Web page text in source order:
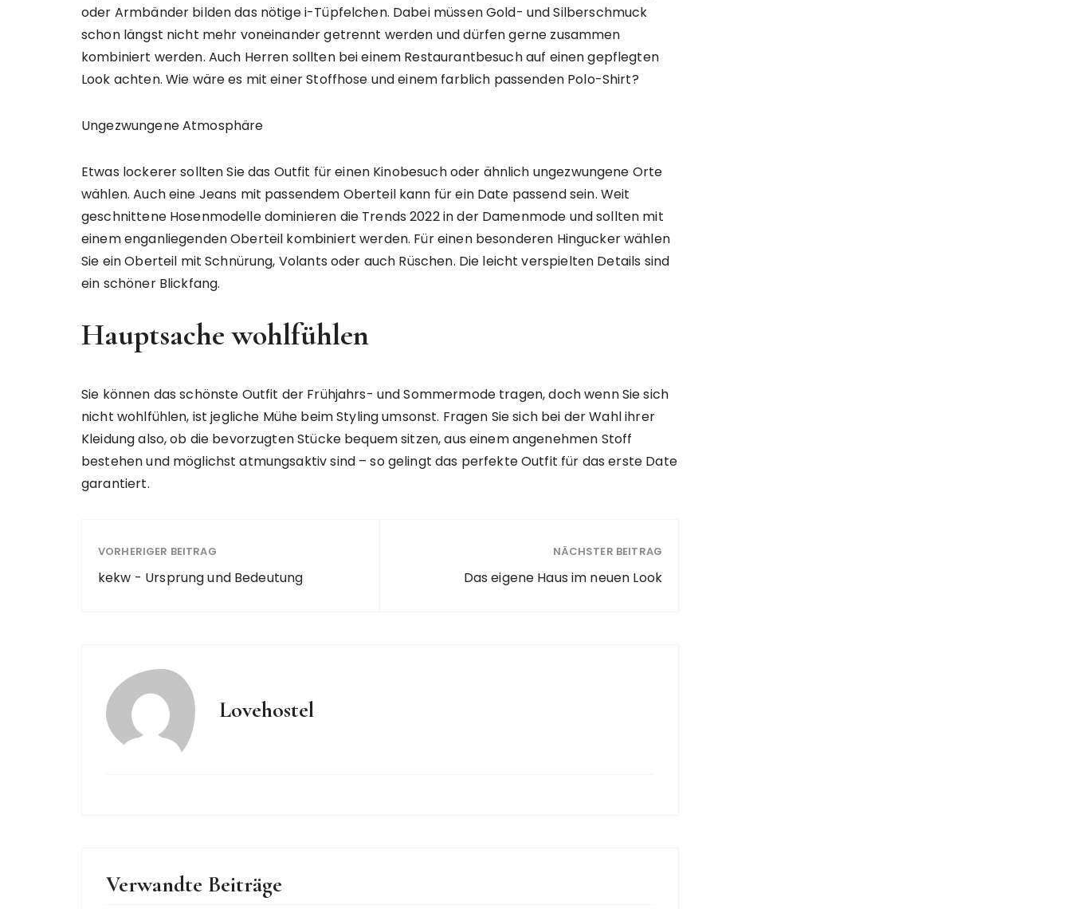
oder Armbänder bilden das nötige i-Tüpfelchen. Dabei müssen Gold- und Silberschmuck
schon längst nicht mehr voneinander getrennt werden und dürfen gerne zusammen
kombiniert werden. Auch Herren sollten bei einem Restaurantbesuch auf einen gepflegten
Look achten. Wie wäre es mit einer Stoffhose und einem farblich passenden Polo-Shirt?
Ungezwungene Atmosphäre
Etwas lockerer sollten Sie das Outfit für einen Kinobesuch oder ähnlich ungezwungene Orte
wählen. Auch eine Jeans mit passendem Oberteil kann für ein Date passend sein. Weit
geschnittene Hosenmodelle dominieren die Trends 2022 in der Damenmode und sollten mit
einem enganliegenden Oberteil kombiniert werden. Für einen besonderen Hingucker wählen
Sie ein Oberteil mit Schnürung, Volants oder auch Rüschen. Die leicht verspielten Details sind
ein schöner Blickfang.
Hauptsache wohlfühlen
Sie können das schönste Outfit der Frühjahrs- und Sommermode tragen, doch wenn Sie sich
nicht wohlfühlen, ist jegliche Mühe beim Styling umsonst. Fragen Sie sich bei der Wahl ihrer
Kleidung also, ob die bevorzugten Stücke bequem sitzen, aus einem angenehmen Stoff
bestehen und möglichst atmungsaktiv sind – so gelingt das perfekte Outfit für das erste Date
garantiert.
VORHERIGER BEITRAG
kekw - Ursprung und Bedeutung
NÄCHSTER BEITRAG
Das eigene Haus im neuen Look
Lovehostel
Verwandte Beiträge